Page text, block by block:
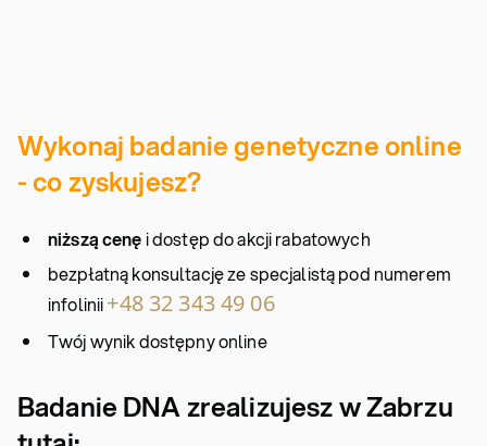
Wykonaj badanie genetyczne online
- co zyskujesz?
niższą cenę i dostęp do akcji rabatowych
bezpłatną konsultację ze specjalistą pod numerem
infolinii+48 32 343 49 06
Twój wynik dostępny online
Badanie DNA zrealizujesz w Zabrzu